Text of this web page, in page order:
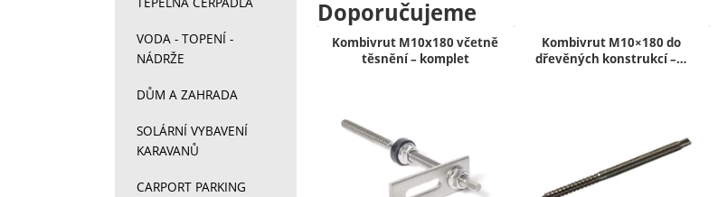
Doporučujeme
Kombivrut M10x180 včetně
těsnění – komplet
Kombivrut M10×180 do
dřevěných konstrukcí –…
VODA - TOPENÍ -
NÁDRŽE
DŮM A ZAHRADA
SOLÁRNÍ VYBAVENÍ
KARAVANŮ
CARPORT PARKING